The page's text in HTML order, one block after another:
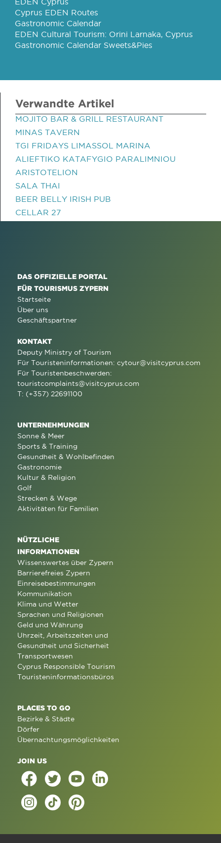
Cyprus EDEN Routes
Gastronomic Calendar
EDEN Cultural Tourism: Orini Larnaka, Cyprus
Gastronomic Calendar Sweets&Pies
Verwandte Artikel
MOJITO BAR & GRILL RESTAURANT
MINAS TAVERN
TGI FRIDAYS LIMASSOL MARINA
ALIEFTIKO KATAFYGIO PARALIMNIOU
ARISTOTELION
SALA THAI
BEER BELLY IRISH PUB
CELLAR 27
DAS OFFIZIELLE PORTAL
FÜR TOURISMUS ZYPERN
Startseite
Über uns
Geschäftspartner
KONTAKT
Deputy Ministry of Tourism
Für Touristeninformationen: cytour@visitcyprus.com
Für Touristenbeschwerden:
touristcomplaints@visitcyprus.com
T: (+357) 22691100
UNTERNEHMUNGEN
Sonne & Meer
Sports & Training
Gesundheit & Wohlbefinden
Gastronomie
Kultur & Religion
Golf
Strecken & Wege
Aktivitäten für Familien
NÜTZLICHE
INFORMATIONEN
Wissenswertes über Zypern
Barrierefreies Zypern
Einreisebestimmungen
Kommunikation
Klima und Wetter
Sprachen und Religionen
Geld und Währung
Uhrzeit, Arbeitszeiten und
Gesundheit und Sicherheit
Transportwesen
Cyprus Responsible Tourism
Touristeninformationsbüros
PLACES TO GO
Bezirke & Städte
Dörfer
Übernachtungsmöglichkeiten
JOIN US